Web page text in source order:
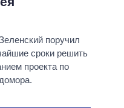
поручил
сроки решить
проекта по